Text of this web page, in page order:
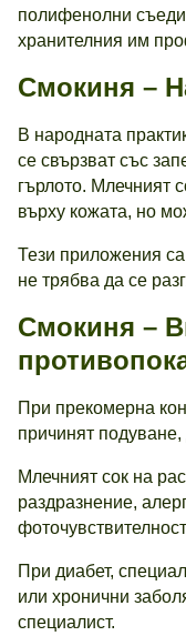
полифенолни
хранителния им
Смокиня –
В народната
се свързват със
гърлото. Млечният
върху кожата, но
Тези приложения
не трябва да се
Смокиня –
При прекомерна
причинят
Млечният сок на
раздразнение,
При диабет,
или хронични
специалист.